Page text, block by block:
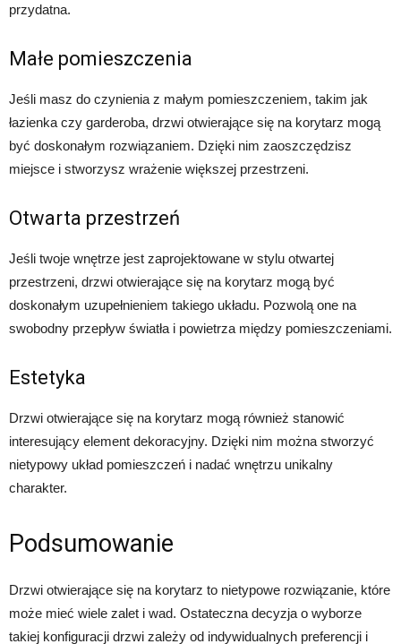
przydatna.
Małe pomieszczenia
Jeśli masz do czynienia z małym pomieszczeniem, takim jak
łazienka czy garderoba, drzwi otwierające się na korytarz mogą
być doskonałym rozwiązaniem. Dzięki nim zaoszczędzisz
miejsce i stworzysz wrażenie większej przestrzeni.
Otwarta przestrzeń
Jeśli twoje wnętrze jest zaprojektowane w stylu otwartej
przestrzeni, drzwi otwierające się na korytarz mogą być
doskonałym uzupełnieniem takiego układu. Pozwolą one na
swobodny przepływ światła i powietrza między pomieszczeniami.
Estetyka
Drzwi otwierające się na korytarz mogą również stanowić
interesujący element dekoracyjny. Dzięki nim można stworzyć
nietypowy układ pomieszczeń i nadać wnętrzu unikalny
charakter.
Podsumowanie
Drzwi otwierające się na korytarz to nietypowe rozwiązanie, które
może mieć wiele zalet i wad. Ostateczna decyzja o wyborze
takiej konfiguracji drzwi zależy od indywidualnych preferencji i